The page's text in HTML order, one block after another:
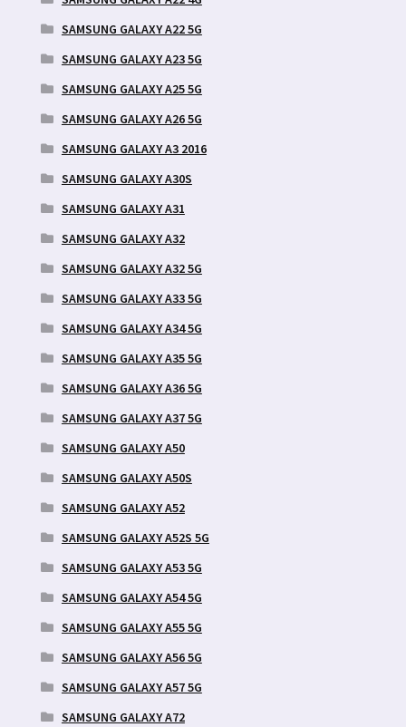
SAMSUNG GALAXY A22 5G
SAMSUNG GALAXY A23 5G
SAMSUNG GALAXY A25 5G
SAMSUNG GALAXY A26 5G
SAMSUNG GALAXY A3 2016
SAMSUNG GALAXY A30S
SAMSUNG GALAXY A31
SAMSUNG GALAXY A32
SAMSUNG GALAXY A32 5G
SAMSUNG GALAXY A33 5G
SAMSUNG GALAXY A34 5G
SAMSUNG GALAXY A35 5G
SAMSUNG GALAXY A36 5G
SAMSUNG GALAXY A37 5G
SAMSUNG GALAXY A50
SAMSUNG GALAXY A50S
SAMSUNG GALAXY A52
SAMSUNG GALAXY A52S 5G
SAMSUNG GALAXY A53 5G
SAMSUNG GALAXY A54 5G
SAMSUNG GALAXY A55 5G
SAMSUNG GALAXY A56 5G
SAMSUNG GALAXY A57 5G
SAMSUNG GALAXY A72